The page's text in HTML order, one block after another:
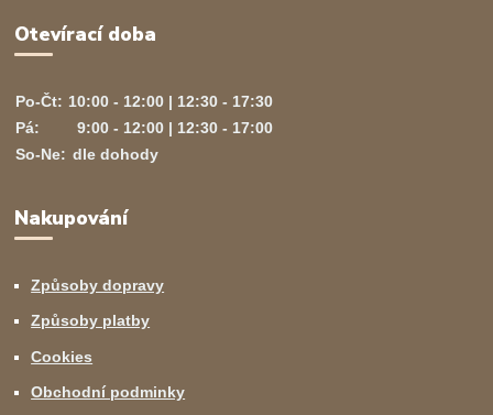
Otevírací doba
Po-Čt: 10:00 - 12:00 | 12:30 - 17:30
Pá:
9:00 - 12:00 | 12:30 - 17:00
So-Ne: dle dohody
Nakupování
Způsoby dopravy
Způsoby platby
Cookies
Obchodní podminky